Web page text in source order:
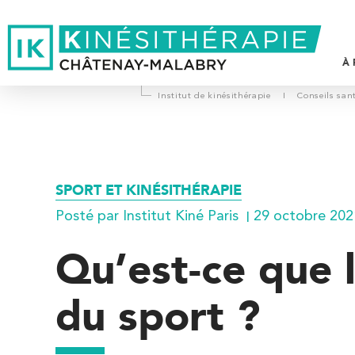
À
Institut de kinésithérapie I Conseils
SPORT ET KINÉSITHÉRAPIE
Posté par Institut Kiné Paris 29 octobre
Qu’est-ce
du sport ?
Trouvez votre cabinet de
kinésithérapie IK